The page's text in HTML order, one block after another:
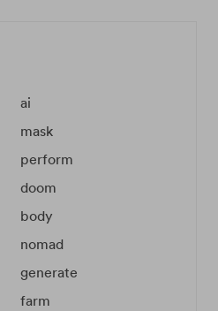
ai
mask
perform
doom
body
nomad
generate
farm